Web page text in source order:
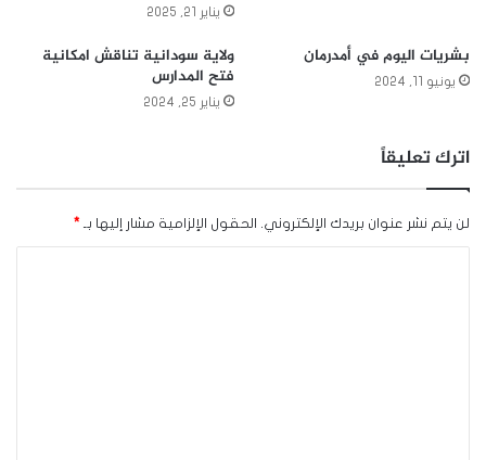
يناير 21, 2025
بشريات اليوم في أمدرمان
يونيو 11, 2024
ولاية سودانية تناقش امكانية
فتح المدارس
يناير 25, 2024
اترك تعليقاً
لن يتم نشر عنوان بريدك الإلكتروني. الحقول الإلزامية مشار إليها بـ *